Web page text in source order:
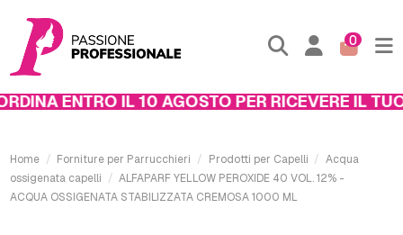
0
ENTRO IL 10 AGOSTO PER RICEVERE IL TUO
Home Forniture per Parrucchieri Prodotti per Capelli
Acqua
ossigenata capelli
ALFAPARF YELLOW PEROXIDE 40 VOL. 12% -
ACQUA OSSIGENATA STABILIZZATA CREMOSA 1000 ML